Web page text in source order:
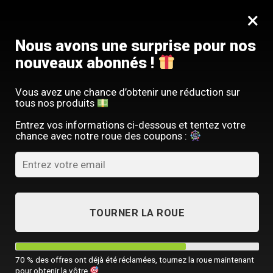
contenu
ACCUEIL / TOUTES NOS SACOCHES HOMME
×
Nous avons une surprise pour nos
nouveaux abonnés !
Vous avez une chance d’obtenir une réduction sur
tous nos produits
Entrez vos informations ci-dessous et tentez votre
chance avec notre roue des coupons :
TOURNER LA ROUE
70 % des offres ont déjà été réclamées, tournez la roue maintenant
pour obtenir la vôtre